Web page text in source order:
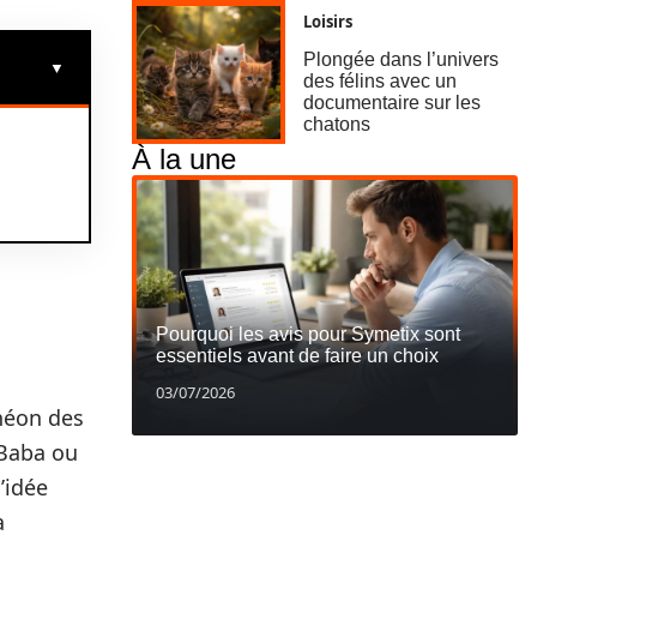
des
ou
Loisirs
Plongée dans l’univers
des félins avec un
documentaire sur les
chatons
À la une
Pourquoi les avis pour Symetix sont
essentiels avant de faire un choix
03/07/2026